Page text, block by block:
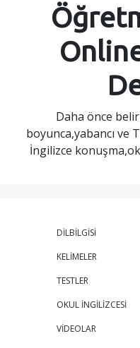
Daha önce
boyunca,yabancı ve
İngilizce
DİLBİLGİSİ
KELİMELER
TESTLER
OKUL İNGİLİZCESİ
VİDEOLAR